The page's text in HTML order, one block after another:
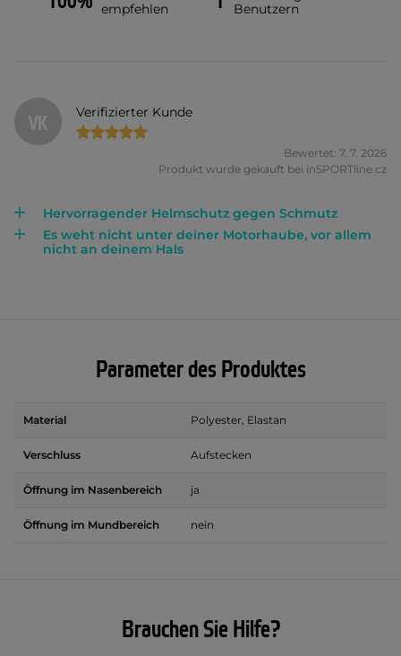
empfehlen
Benutzern
VK Verifizierter Kunde
Bewertet: 7. 7. 2026
Produkt wurde gekauft bei inSPORTline.cz
Hervorragender Helmschutz gegen Schmutz
Es weht nicht unter deiner Motorhaube, vor allem
nicht an deinem Hals
Parameter des Produktes
Material Polyester, Elastan
Verschluss Aufstecken
Öffnung im Nasenbereich ja
Öffnung im Mundbereich nein
Brauchen Sie Hilfe?